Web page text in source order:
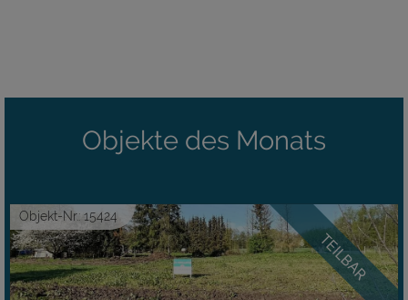
Objekte des Monats
TEILBAR
Objekt-Nr.: 15424